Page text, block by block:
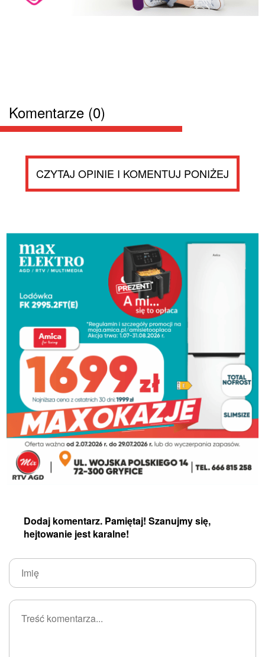
Komentarze (0)
CZYTAJ OPINIE I KOMENTUJ PONIŻEJ
Dodaj komentarz. Pamiętaj! Szanujmy się,
hejtowanie jest karalne!